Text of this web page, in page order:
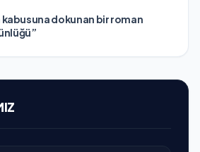
dokunan bir roman